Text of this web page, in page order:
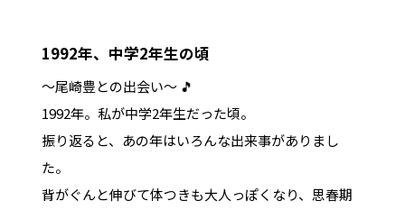
1992年、中学2年生の頃
～尾崎豊との出会い～ 🎵
1992年。私が中学2年生だった頃。
振り返ると、あの年はいろんな出来事がありまし
た。
背がぐんと伸びて体つきも大人っぽくなり、思春期